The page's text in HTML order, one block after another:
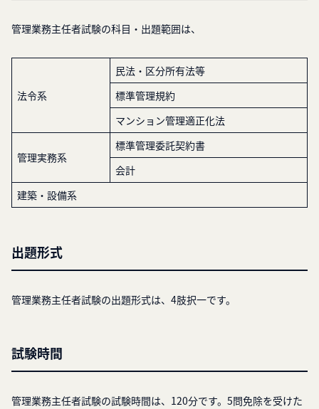
管理業務主任者試験の科目・出題範囲は、
法令系
民法・区分所有法等
標準管理規約
マンション管理適正化法
管理実務系
標準管理委託契約書
会計
建築・設備系
出題形式
管理業務主任者試験の出題形式は、4肢択一です。
試験時間
管理業務主任者試験の試験時間は、120分です。5問免除を受けた